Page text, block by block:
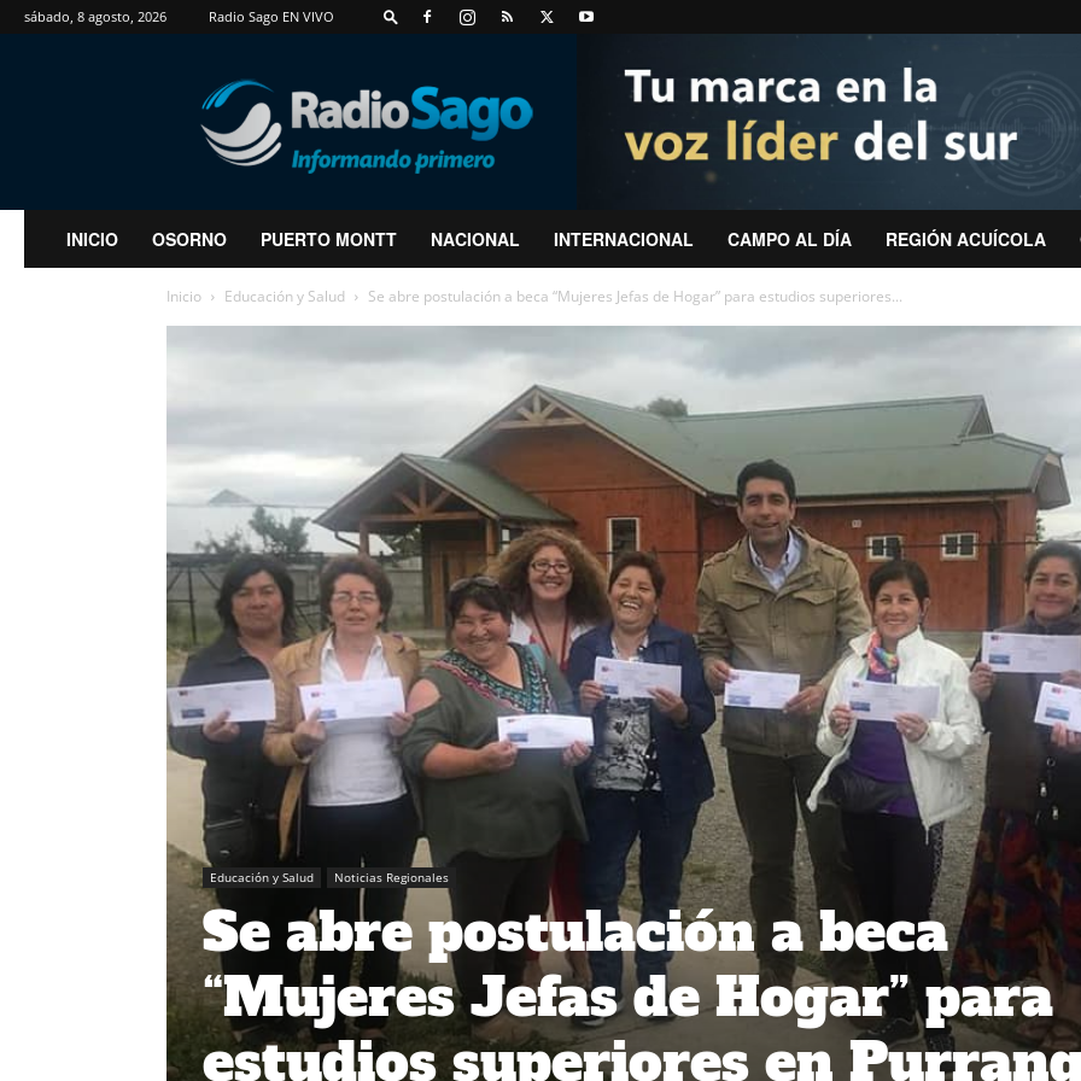
sábado, 8 agosto, 2026 Radio Sago EN VIVO
RadioSago
INICIO OSORNO PUERTO MONTT NACIONAL INTERNACIONAL CAMPO AL DÍA REGIÓN ACUÍCOLA
Inicio Educación y Salud Se abre postulación a beca “Mujeres Jefas de Hogar” para estudios superiores...
Educación y Salud Noticias Regionales
Se abre postulación a beca
“Mujeres Jefas de Hogar” para
estudios superiores en